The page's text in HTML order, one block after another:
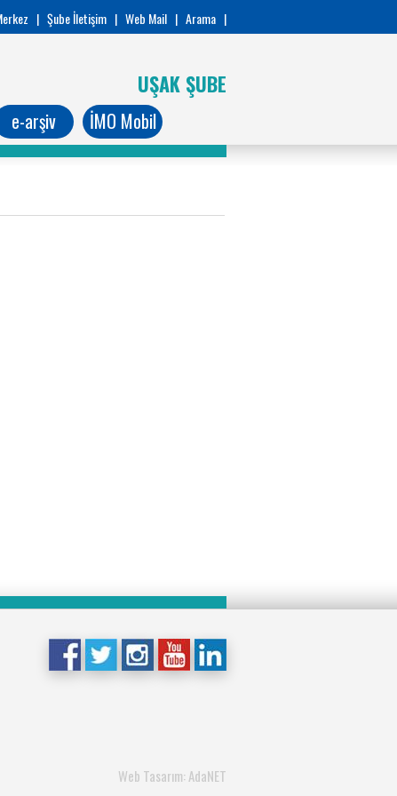
| Şube İletişim | Web Mail | Arama |
UŞAK ŞUBE
e-arşiv İMO Mobil
Web Tasarım: AdaNET